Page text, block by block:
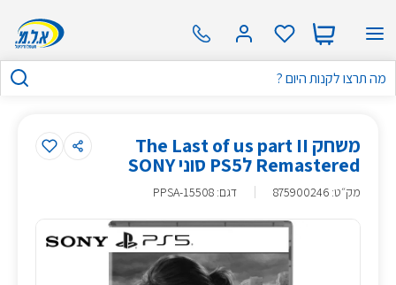
משחק The Last of us part II
Remastered לPS5 סוני SONY
מק״ט:
875900246 דגם: PPSA-15508